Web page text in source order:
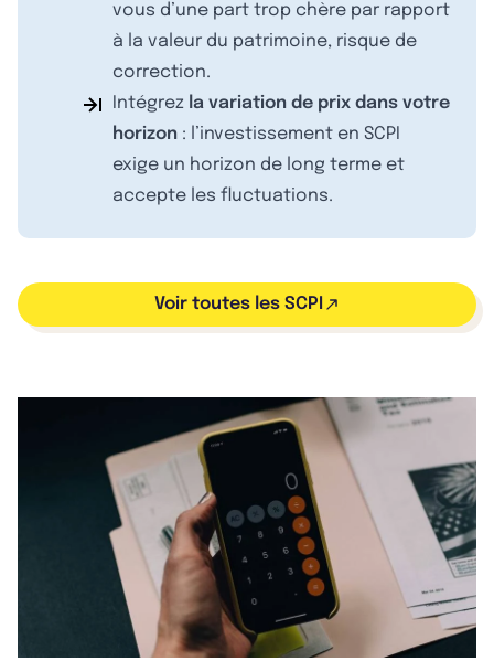
vous d’une part trop chère par rapport
à la valeur du patrimoine, risque de
correction.
Intégrez la variation de prix dans votre
horizon : l’investissement en SCPI
exige un horizon de long terme et
accepte les fluctuations.
Voir toutes les SCPI